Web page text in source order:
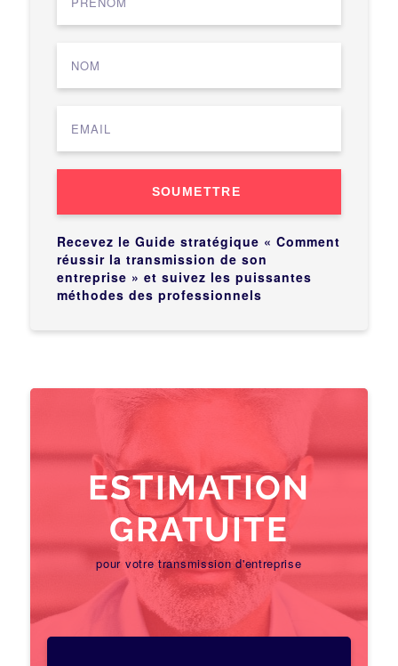
SOUMETTRE
Recevez le Guide stratégique « Comment
réussir la transmission de son
entreprise » et suivez les puissantes
méthodes des professionnels
ESTIMATION
GRATUITE
pour votre transmission d'entreprise